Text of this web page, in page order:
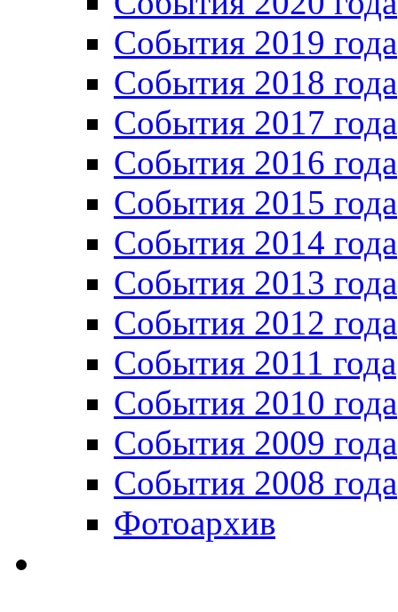
События 2019 года
События 2018 года
События 2017 года
События 2016 года
События 2015 года
События 2014 года
События 2013 года
События 2012 года
События 2011 года
События 2010 года
События 2009 года
События 2008 года
Фотоархив